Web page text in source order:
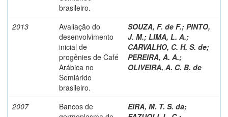
brasileiro.
2013
Avaliação do
desenvolvimento
inicial de
progênies de Café
Arábica no
Semiárido
brasileiro.
SOUZA, F. de F.; PINTO,
J. M.; LIMA, L. A.;
CARVALHO, C. H. S. de;
PEREIRA, A. A.;
OLIVEIRA, A. C. B. de
2007
Bancos de
EIRA, M. T. S. da;